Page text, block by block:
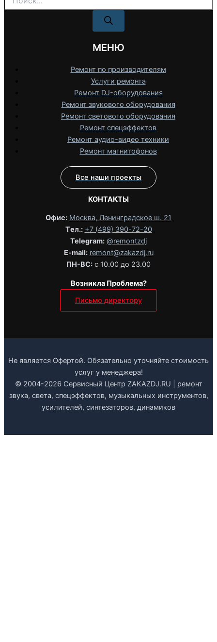
товаров
МЕНЮ
Ремонт по производителям
Услуги ремонта
Ремонт DJ-оборудования
Ремонт звукового оборудования
Ремонт светового оборудования
Ремонт спецэффектов
Ремонт аудио-видео техники
Ремонт магнитофонов
Все наши проекты
КОНТАКТЫ
Офис: Москва, Ленинградское ш. 21
Tел.: +7 (499) 390-72-20
Telegram: @remontzdj‬
E-mail: remont@zakazdj.ru
ПН-ВС: с 10.00 до 23.00
Возникла Проблема?
Письмо директору
Не является Офертой. Обязательно уточняйте стоимость
услуг у менеджера!
© 2004-2026 Сервисный Центр ZAKAZDJ.RU | ремонт
звука, света, спецэффектов, музыкальных инструментов,
усилителей, синтезаторов, динамиков